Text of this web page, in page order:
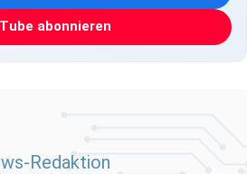
abonnieren
Redaktion